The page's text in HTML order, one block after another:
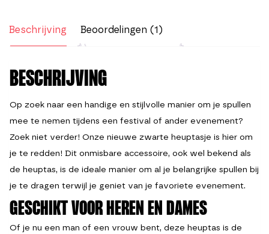
Beschrijving Beoordelingen (1)
BESCHRIJVING
Op zoek naar een handige en stijlvolle manier om je spullen
mee te nemen tijdens een festival of ander evenement?
Zoek niet verder! Onze nieuwe zwarte heuptasje is hier om
je te redden! Dit onmisbare accessoire, ook wel bekend als
de heuptas, is de ideale manier om al je belangrijke spullen bij
je te dragen terwijl je geniet van je favoriete evenement.
GESCHIKT VOOR HEREN EN DAMES
Of je nu een man of een vrouw bent, deze heuptas is de